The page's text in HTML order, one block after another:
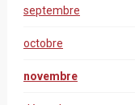
septembre
octobre
novembre